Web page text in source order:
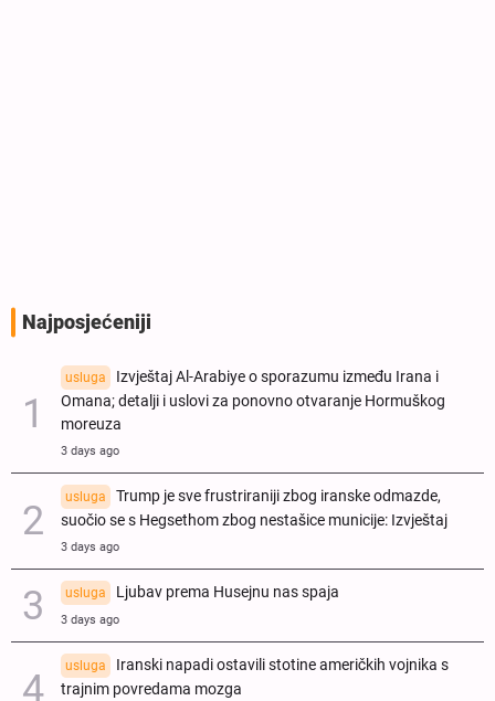
Najposjećeniji
usluga
Izvještaj Al-Arabiye o sporazumu između Irana i
Omana; detalji i uslovi za ponovno otvaranje Hormuškog
moreuza
3 days ago
usluga
Trump je sve frustriraniji zbog iranske odmazde,
suočio se s Hegsethom zbog nestašice municije: Izvještaj
3 days ago
usluga Ljubav prema Husejnu nas spaja
3 days ago
usluga
Iranski napadi ostavili stotine američkih vojnika s
trajnim povredama mozga